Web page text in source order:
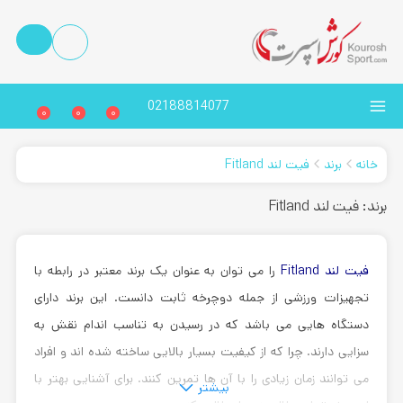
02188814077
0
0
0
خانه برند فیت لند Fitland
برند: فیت لند Fitland
فیت لند Fitland
را می توان به عنوان یک برند معتبر در رابطه با
تجهیزات ورزشی از جمله دوچرخه ثابت دانست. این برند دارای
دستگاه هایی می باشد که در رسیدن به تناسب اندام نقش به
سزایی دارند. چرا که از کیفیت بسیار بالایی ساخته شده اند و افراد
می توانند زمان زیادی را با آن ها تمرین کنند. برای آشنایی بهتر با
بیشتر